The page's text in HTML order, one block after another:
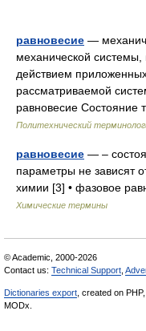
равновесие —
механической системы,
действием
рассматриваемой
равновесие
Политехнический
равновесие — –
параметры не зависят
химии [3] • фазовое
Химические термины
© Academic, 2000-2026
Contact us: Technical Support
Dictionaries export , created on PHP,
MODx.